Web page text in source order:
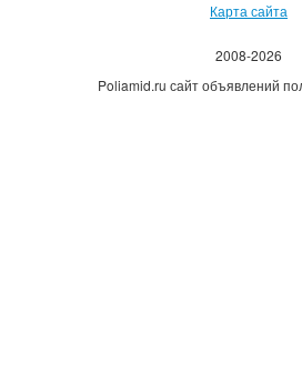
Карта сайта
2008-2026
Poliamid.ru сайт объявлений